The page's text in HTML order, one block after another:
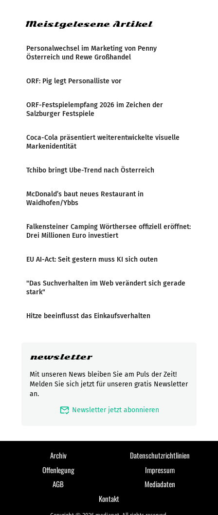
Meistgelesene Artikel
Personalwechsel im Marketing von Penny
Österreich und Rewe Großhandel
ORF: Pig legt Personalliste vor
ORF-Festspielempfang 2026 im Zeichen der
Salzburger Festspiele
Coca-Cola präsentiert weiterentwickelte visuelle
Markenidentität
Tchibo bringt Ube-Trend nach Österreich
McDonald’s baut neues Restaurant in
Waidhofen/Ybbs
Falkensteiner Camping Wörthersee offiziell eröffnet:
Drei Millionen Euro investiert
EU AI-Act: Seit gestern muss KI sich outen
"Das Suchverhalten im Web verändert sich gerade
stark"
Hitze beeinflusst das Einkaufsverhalten
newsletter
Mit unseren News bleiben Sie am Puls der Zeit!
Melden Sie sich jetzt für unseren gratis Newsletter
an.
mark_email_read Newsletter jetzt abonnieren
Archiv
Datenschutzrichtlinien
Offenlegung
Impressum
AGB
Mediadaten
Kontakt